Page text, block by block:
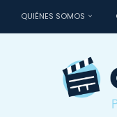
QUIÉNES SOMOS